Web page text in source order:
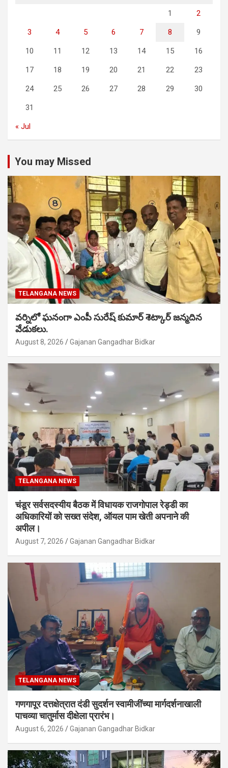
1 2
3 4 5 6 7 8 9
10 11 12 13 14 15 16
17 18 19 20 21 22 23
24 25 26 27 28 29 30
31
« Jul
You may Missed
TELANGANA NEWS
వర్నిలో ఘనంగా ఎంపీ సురేష్ కుమార్ శెట్కార్ జన్మదిన
వేడుకలు.
August 8, 2026 Gajanan Gangadhar Bidkar
TELANGANA NEWS
चंडूर सर्वसदस्यीय बैठक में विधायक राजगोपाल रेड्डी का
अधिकारियों को सख्त संदेश, ऑयल पाम खेती अपनाने की
अपील।
August 7, 2026 Gajanan Gangadhar Bidkar
TELANGANA NEWS
गणगापूर दत्तक्षेत्रात दंडी सुदर्शन स्वामीजींच्या मार्गदर्शनाखाली
पाचव्या चातुर्मास दीक्षेला प्रारंभ।
August 6, 2026 Gajanan Gangadhar Bidkar